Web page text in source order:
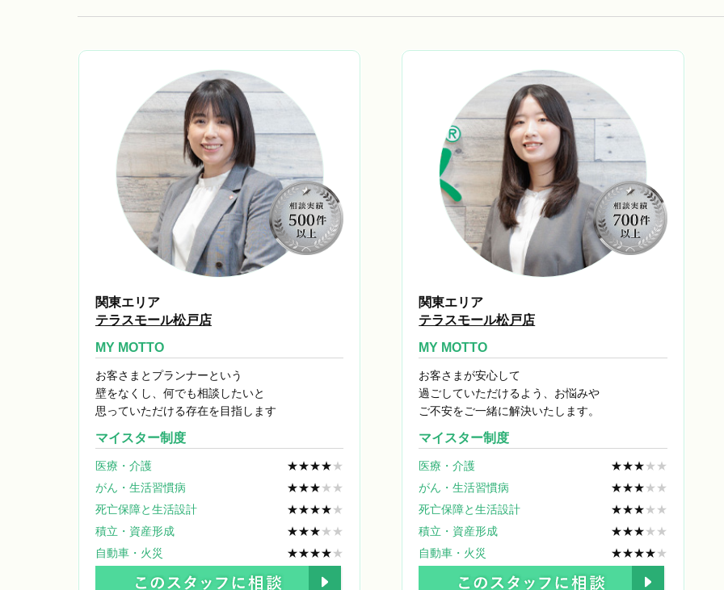
関東エリア
テラスモール松戸店
MY MOTTO
お客さまとプランナーという
壁をなくし、何でも相談したいと
思っていただける存在を目指します
マイスター制度
医療・介護 ★★★★★
がん・生活習慣病
★★★★★
死亡保障と生活設計
★★★★★
積立・資産形成
★★★★★
自動車・火災
★★★★★
関東エリア
テラスモール松戸店
MY MOTTO
お客さまが安心して
過ごしていただけるよう、お悩みや
ご不安をご一緒に解決いたします。
マイスター制度
医療・介護 ★★★★★
がん・生活習慣病
★★★★★
死亡保障と生活設計
★★★★★
積立・資産形成
★★★★★
自動車・火災
★★★★★